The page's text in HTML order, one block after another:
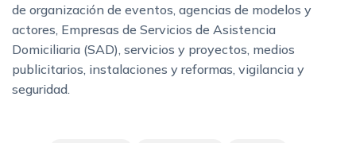
de organización de eventos, agencias de modelos y
actores, Empresas de Servicios de Asistencia
Domiciliaria (SAD), servicios y proyectos, medios
publicitarios, instalaciones y reformas, vigilancia y
seguridad.